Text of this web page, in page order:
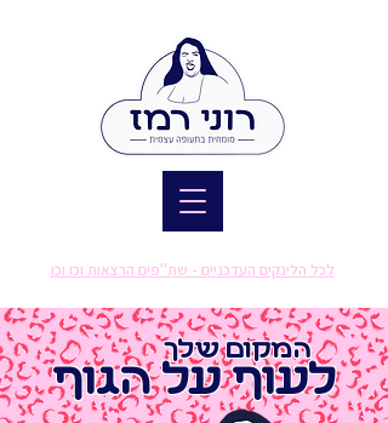
לכל הלינקים העדכניים - שת"פים הרצאות וכו וכו
לעוף על הגוף
המקום שלך